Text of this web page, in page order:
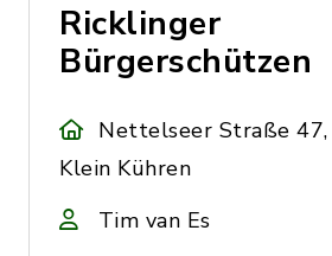
Ricklinger
Bürgerschützen
Nettelseer Straße
Klein Kühren
Tim van Es